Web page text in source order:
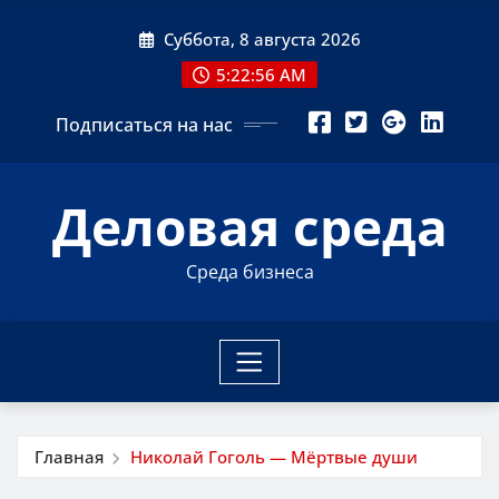
Суббота, 8 августа 2026
5:22:56 AM
Подписаться на нас
Деловая среда
Среда бизнеса
Главная Николай Гоголь — Мёртвые души